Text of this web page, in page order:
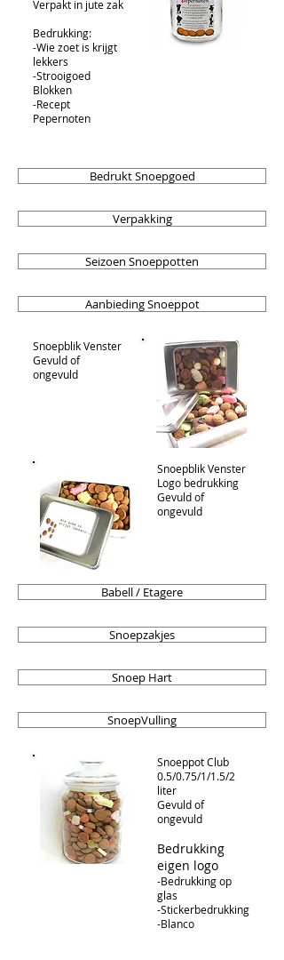
Verpakt in jute zak
Bedrukking:
-Wie zoet is krijgt
lekkers
-Strooigoed
Blokken
-Recept
Pepernoten
Snoepblik Venster
Gevuld of
ongevuld
Snoepblik Venster
Logo bedrukking
Gevuld of
ongevuld
Snoeppot Club
0.5/0.75/1/1.5/2
liter
Gevuld of
ongevuld
Bedrukking
eigen logo
-Bedrukking op
glas
-Stickerbedrukking
-Blanco
Bedrukt Snoepgoed
Verpakking
Seizoen Snoeppotten
Aanbieding Snoeppot
Babell / Etagere
Snoepzakjes
Snoep Hart
SnoepVulling